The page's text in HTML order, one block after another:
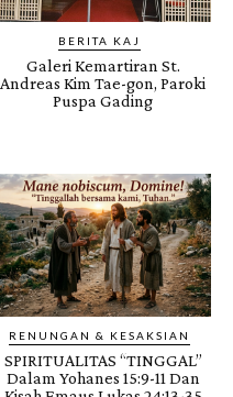
BERITA KAJ
Galeri Kemartiran St.
Andreas Kim Tae-gon, Paroki
Puspa Gading
RENUNGAN & KESAKSIAN
SPIRITUALITAS “TINGGAL”
Dalam Yohanes 15:9-11 Dan